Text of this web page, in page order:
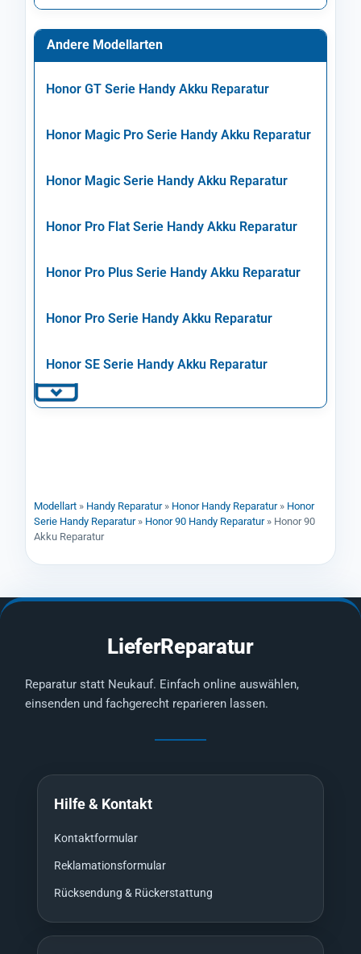
Andere Modellarten
Honor GT Serie Handy Akku Reparatur
Honor Magic Pro Serie Handy Akku Reparatur
Honor Magic Serie Handy Akku Reparatur
Honor Pro Flat Serie Handy Akku Reparatur
Honor Pro Plus Serie Handy Akku Reparatur
Honor Pro Serie Handy Akku Reparatur
Honor SE Serie Handy Akku Reparatur
Modellart » Handy Reparatur» Honor Handy Reparatur» Honor
Serie Handy Reparatur» Honor 90 Handy Reparatur» Honor 90
Akku Reparatur
LieferReparatur
Reparatur statt Neukauf. Einfach online auswählen,
einsenden und fachgerecht reparieren lassen.
Hilfe & Kontakt
Kontaktformular
Reklamationsformular
Rücksendung & Rückerstattung